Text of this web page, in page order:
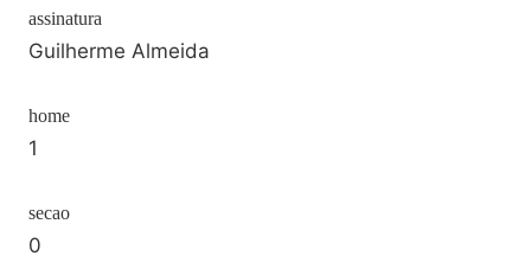
assinatura
Guilherme Almeida
home
1
secao
0